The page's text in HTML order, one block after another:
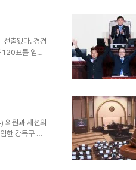
문 및 우편접
선출됐다. 경경
120표를 얻은
당 김호겸 의
의원과 재선의
한 강득구 전
경기도의회